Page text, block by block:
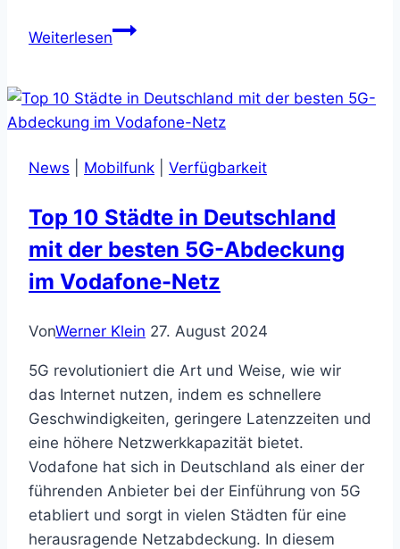
WeiterlesenTop
in
Deutschland
der
5G-
Abdeckung
im
Telekom-
News Mobilfunk Verfügbarkeit
Top 10 Städte in Deutschland
mit der besten 5G-Abdeckung
im Vodafone-Netz
VonWerner Klein 27. August 2024
5G revolutioniert die Art und Weise, wie wir
das Internet nutzen, indem es schnellere
Geschwindigkeiten, geringere Latenzzeiten und
eine höhere Netzwerkkapazität bietet.
Vodafone hat sich in Deutschland als einer der
führenden Anbieter bei der Einführung von 5G
etabliert und sorgt in vielen Städten für eine
herausragende Netzabdeckung. In diesem